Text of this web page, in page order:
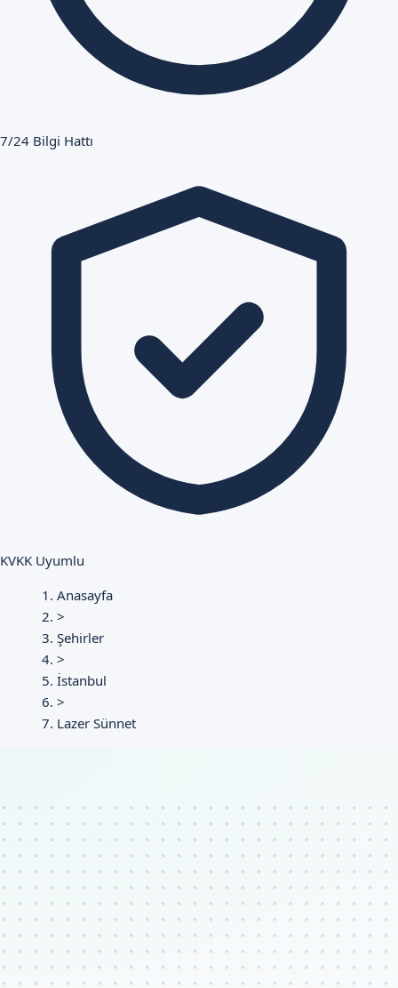
7/24 Bilgi Hattı
KVKK Uyumlu
Anasayfa
>
Şehirler
>
İstanbul
>
Lazer Sünnet